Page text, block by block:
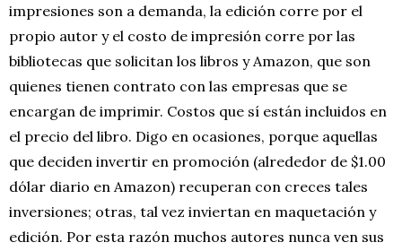
impresiones son a demanda, la edición corre por el
propio autor y el costo de impresión corre por las
bibliotecas que solicitan los libros y Amazon, que son
quienes tienen contrato con las empresas que se
encargan de imprimir. Costos que sí están incluidos en
el precio del libro. Digo en ocasiones, porque aquellas
que deciden invertir en promoción (alrededor de $1.00
dólar diario en Amazon) recuperan con creces tales
inversiones; otras, tal vez inviertan en maquetación y
edición. Por esta razón muchos autores nunca ven sus